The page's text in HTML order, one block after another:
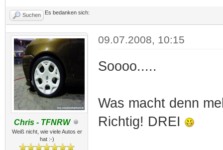
Suchen Es bedanken sich:
Chris - TFNRW
Weiß nicht, wie viele Autos er
hat :-)
09.07.2008, 10:15
Soooo.....
Was macht denn
Richtig! DREI